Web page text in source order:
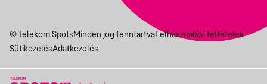
© Telekom SpotsMinden jog fenntartvaFelhasználási feltételek
SütikezelésAdatkezelés